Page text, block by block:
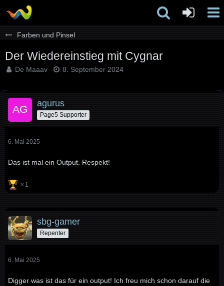
Farben und Pinsel
Der Wiedereinstieg mit Cygnar
De Maaav 8. September 2024
agurus
Page5 Supporter
6. Mai 2025
Das ist mal ein Output. Respekt!
1
sbg-gamer
Repenter
6. Mai 2025
Digger was ist das für ein output! Ich freu mich schon darauf die